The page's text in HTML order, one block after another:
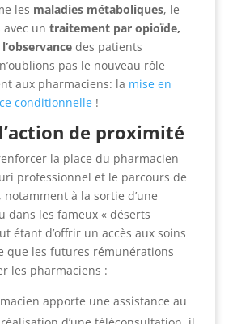
les maladies métaboliques, le
un traitement par opioïde,
des patients
pas le nouveau rôle
aux pharmaciens: la mise en
conditionnelle!
de proximité
la place du pharmacien
professionnel et le parcours de
à la sortie d’une
dans les fameux « déserts
étant d’offrir un accès aux soins
que les futures rémunérations
les pharmaciens :
apporte une assistance au